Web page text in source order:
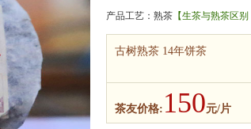
产品工艺：熟茶【生茶与熟茶区别
古树熟茶 14年饼茶
茶友价格: 150元/片